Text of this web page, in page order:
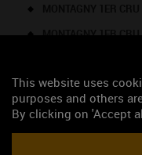
MONTAGNY 1ER
NOUS
Domaine
This website uses
purposes and others
By clicking on 'Accept